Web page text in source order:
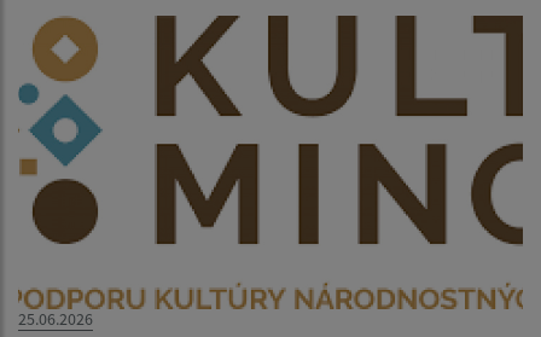
25.06.2026